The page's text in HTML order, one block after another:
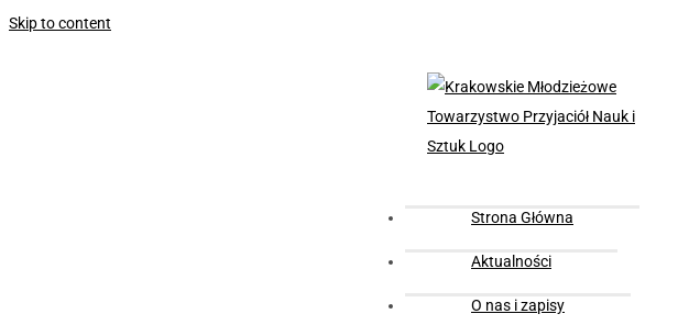
Skip to content
Strona Główna
Aktualności
O nas i zapisy